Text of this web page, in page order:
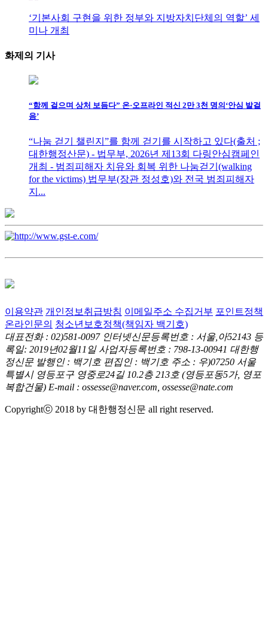
‘기본사회 구현을 위한 정부와 지방자치단체의 역할’ 세
미나 개최
화제의 기사
“함께 걸으며 상처 보듬다” 온·오프라인 적신 2만 3천 명의‘안심 발걸
음’
“나눔 걷기 챌린지”를 함께 걷기를 시작하고 있다(출처 ;
대한행정산문) - 법무부, 2026년 제13회 다링안심캠페인
개최 - 범죄피해자 치유와 회복 위한 나눔걷기(walking
for the victims) 법무부(장관 정성호)와 전국 범죄피해자
지...
이용약관 개인정보취급방침 이메일주소 수집거부 포인트정책
온라인문의 청소년보호정책(책임자 백기호)
대표전화 : 02)581-0097 인터넷신문등록번호 : 서울,아52143 등
록일: 2019년02월11일 사업자등록번호 : 798-13-00941 대한행
정신문 발행인 : 백기호 편집인 : 백기호 주소 : 우)07250 서울
특별시 영등포구 영중로24길 10.2층 213호 (영등포동5가, 영포
복합건물) E-mail : ossesse@naver.com, ossesse@nate.com
Copyrightⓒ 2018 by 대한행정신문 all right reserved.